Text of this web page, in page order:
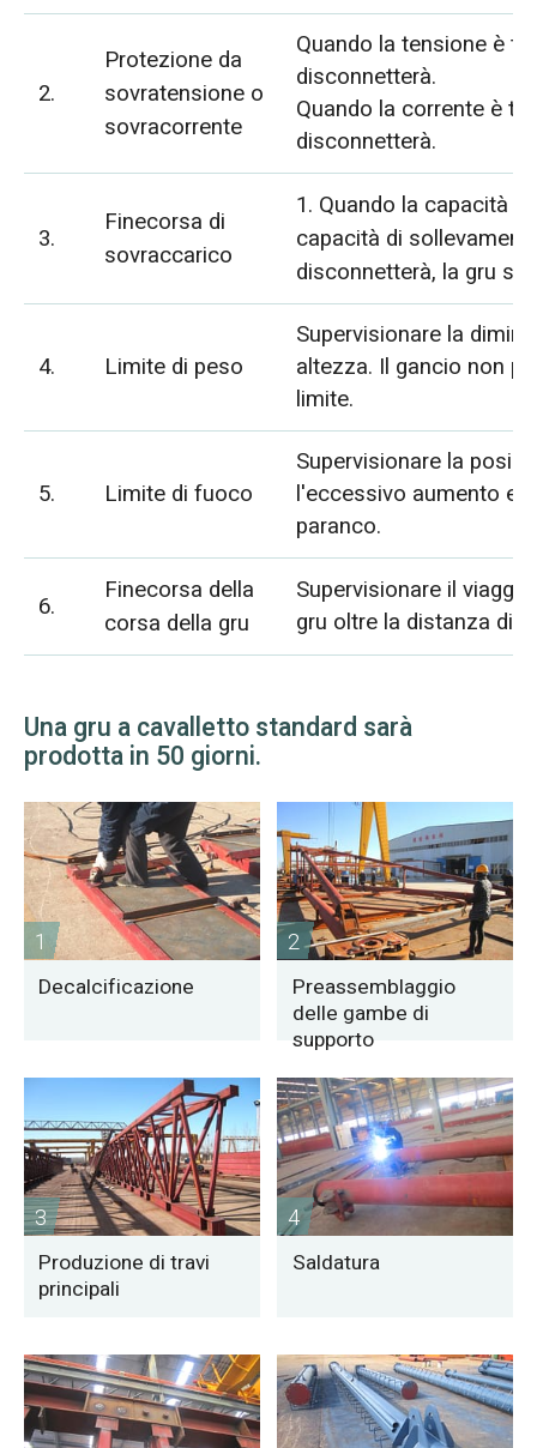
2.
Protezione da
sovratensione o
sovracorrente
Quando la tensione è
disconnetterà.
Quando la corrente è
disconnetterà.
3.
Finecorsa di
sovraccarico
1. Quando la capacità
capacità di
disconnetterà, la gru
4. Limite di peso
Supervisionare la
altezza. Il gancio non
limite.
5. Limite di fuoco
Supervisionare la
l'eccessivo aumento e
paranco.
6.
Finecorsa della
corsa della gru
Supervisionare il
gru oltre la distanza di
Una gru a cavalletto standard sarà
prodotta in 50 giorni.
1
Decalcificazione
2
Preassemblaggio
delle gambe di
supporto
3
Produzione di travi
principali
4
Saldatura